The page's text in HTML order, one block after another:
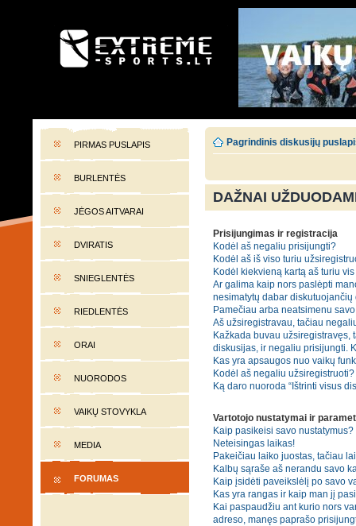
EXTREME-SPORTS.LT
PIRMAS PUSLAPIS
BURLENTĖS
JĖGOS AITVARAI
DVIRATIS
SNIEGLENTĖS
RIEDLENTĖS
ORAI
NUORODOS
VAIKŲ STOVYKLA
MEDIA
FORUMAS
Pagrindinis diskusijų
DAŽNAI
Prisijungimas ir registracija
Kodėl aš negaliu prisijungti?
Kodėl aš iš viso turiu
Kodėl kiekvieną kartą aš turiu
Ar galima kaip nors paslėpti
nesimatytų dabar
Pamečiau arba neatsimenu
Aš užsiregistravau, tačiau
Kažkada buvau užsiregistravęs,
diskusijas, ir negaliu prisijungti.
Kas yra apsaugos nuo vaikų
Kodėl aš negaliu užsiregistruoti?
Ką daro nuoroda “Ištrinti visus
Vartotojo nustatymai ir
Kaip pasikeisi savo nustatymus?
Neteisingas laikas!
Pakeičiau laiko juostas, tačiau
Kalbų sąraše aš nerandu savo
Kaip įsidėti paveikslėlį po savo
Kas yra rangas ir kaip man jį
Kai paspaudžiu ant kurio nors
adreso, manęs paprašo